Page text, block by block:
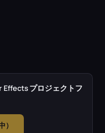
プロジェクトフ
）